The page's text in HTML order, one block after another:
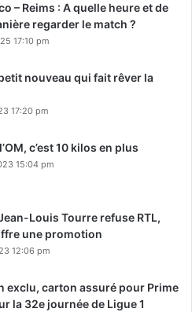
– Reims : A quelle heure et de
regarder le match ?
17:10 pm
nouveau qui fait rêver la
17:20 pm
c’est 10 kilos en plus
15:04 pm
Louis Tourre refuse RTL,
une promotion
12:06 pm
exclu, carton assuré pour Prime
la 32e journée de Ligue 1